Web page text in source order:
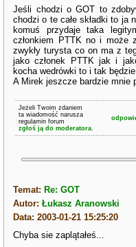
Jeśli chodzi o GOT to
chodzi o te całe składki to ja
komuś przydaje taka
członkiem PTTK no i może
zwykły turysta co on ma z
jako członek PTTK jak i
kocha wedrówki to i tak
A Mirek jeszcze bardzie mnie
Jeżeli Twoim zdaniem
ta wiadomość narusza
regulamin forum
zgłoś ją do moderatora.
Temat: Re: GOT
Autor:Łukasz Aranowski
Data: 2003-01-21 15:25:20
Chyba sie zaplątałeś...